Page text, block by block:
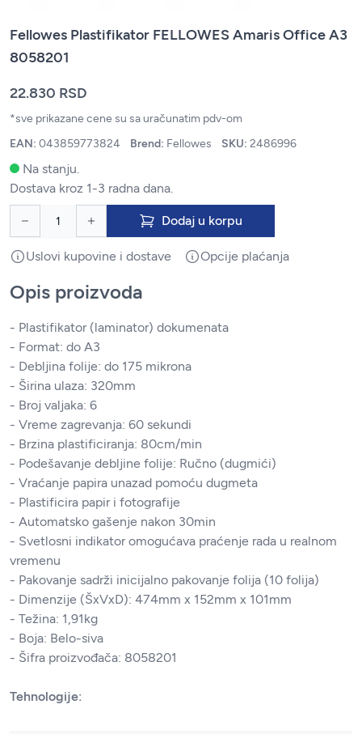
Fellowes Plastifikator FELLOWES Amaris Office A3
8058201
22.830 RSD
*sve prikazane cene su sa uračunatim pdv-om
EAN: 043859773824 Brend: Fellowes SKU: 2486996
Na stanju.
Dostava kroz 1-3 radna dana.
Dodaj u korpu
Uslovi kupovine i dostave Opcije plaćanja
Opis proizvoda
- Plastifikator (laminator) dokumenata
- Format: do A3
- Debljina folije: do 175 mikrona
- Širina ulaza: 320mm
- Broj valjaka: 6
- Vreme zagrevanja: 60 sekundi
- Brzina plastificiranja: 80cm/min
- Podešavanje debljine folije: Ručno (dugmići)
- Vraćanje papira unazad pomoću dugmeta
- Plastificira papir i fotografije
- Automatsko gašenje nakon 30min
- Svetlosni indikator omogućava praćenje rada u realnom
vremenu
- Pakovanje sadrži inicijalno pakovanje folija (10 folija)
- Dimenzije (ŠxVxD): 474mm x 152mm x 101mm
- Težina: 1,91kg
- Boja: Belo-siva
- Šifra proizvođača: 8058201
Tehnologije: